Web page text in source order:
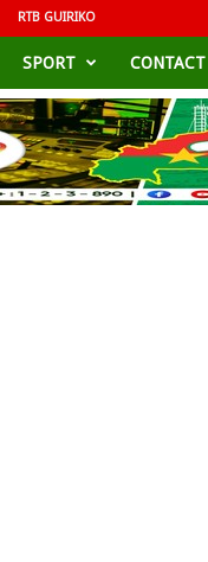
RTB GUIRIKO
SPORT CONTACT